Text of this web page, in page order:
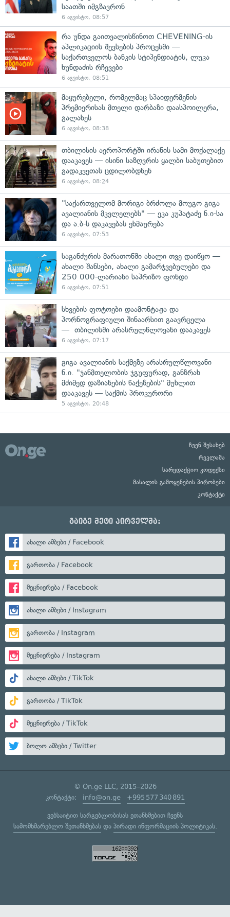
საათში იმგზავრონ
6 აგვისტო, 08:57
რა უნდა გაითვალისწინოთ CHEVENING-ის
აპლიკაციის შევსების პროცესში —
საქართველოს ბანკის სტიპენდიატის, ლუკა
ხუნდაძის რჩევები
6 აგვისტო, 08:51
მაყურებელი, რომელმაც სპაიდერმენის
პრემიერისას მთელი დარბაზი დაასპოილერა,
გალახეს
6 აგვისტო, 08:38
თბილისის აეროპორტში ირანის სამი მოქალაქე
დააკავეს — ისინი საზღვრის ყალბი საბუთებით
გადაკვეთას ცდილობდნენ
6 აგვისტო, 08:24
"საქართველომ მორიგი ბრძოლა მოუგო გიგა
ავალიანის მკვლელებს" — ეკა კუპატაძე ნ.ი-სა
და ა.ბ-ს დაკავებას ეხმაურება
6 აგვისტო, 07:53
საგანძურის მარათონში ახალი თვე დაიწყო —
ახალი შანსები, ახალი გამარჯვებულები და
250 000-ლარიანი საპრიზო ფონდი
6 აგვისტო, 07:51
სხვების ფოტოები დაამონტაჟა და
პორნოგრაფიული შინაარსით გაავრცელა
— თბილისში არასრულწლოვანი დააკავეს
6 აგვისტო, 07:17
გიგა ავალიანის საქმეზე არასრულწლოვანი
ნ.ი. "ჯანმთელობის ჯგუფურად, განზრახ
მძიმედ დაზიანების წაქეზების" მუხლით
დააკავეს — საქმის პროკურორი
5 აგვისტო, 20:48
ჩვენ შესახებ
რეკლამა
სარედაქციო კოდექსი
მასალის გამოყენების პირობები
კონტაქტი
გაიგე მეტი პირველმა:
ახალი ამბები / Facebook
გართობა / Facebook
მეცნიერება / Facebook
ახალი ამბები / Instagram
გართობა / Instagram
მეცნიერება / Instagram
ახალი ამბები / TikTok
გართობა / TikTok
მეცნიერება / TikTok
ბოლო ამბები / Twitter
© On.ge LLC, 2015–2026
კონტაქტი: info@on.ge +995 577 340 891
ვებსაიტით სარგებლობისას ეთანხმებით ჩვენს
სამომხმარებლო შეთანხმებასდა პირადი ინფორმაციის პოლიტიკას.